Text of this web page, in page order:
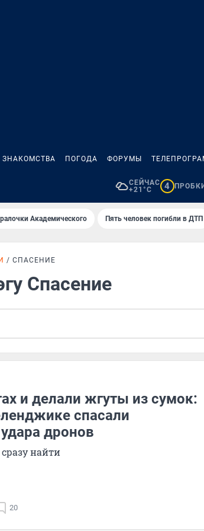
ЗНАКОМСТВА ПОГОДА ФОРУМЫ
СЕЙЧАС
+21°C
4 ПРОБКИ
Академического Пять человек погибли в ДТП
СПАСЕНИЕ
Спасение
и делали жгуты из сумок:
спасали
дронов
найти
20